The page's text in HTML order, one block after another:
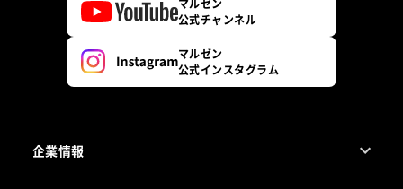
マルゼン
公式チャンネル
マルゼン
公式インスタグラム
企業情報